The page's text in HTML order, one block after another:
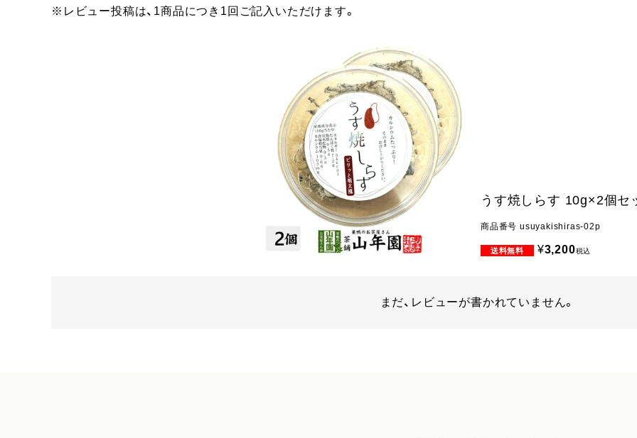
※レビュー投稿は、1商品につき1回ご記入いただけます。
うす焼しらす 10g×2個セ
商品番号 usuyakishiras-02p
¥3,200税込
まだ、レビューが書かれていません。